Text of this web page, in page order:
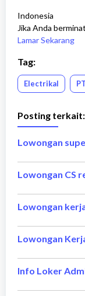
Indonesia
Jika Anda
Lamar Sekarang
Tag:
Electrikal
Posting terkait: